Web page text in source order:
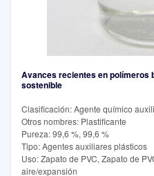
Avances recientes en polímeros
sostenible
Clasificación: Agente químico
Otros nombres: Plastificante
Pureza: 99,6 %, 99,6 %
Tipo: Agentes auxiliares plásticos
Uso: Zapato de PVC, Zapato de
aire/expansión